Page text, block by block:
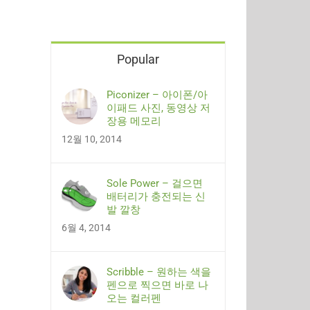
Popular
Piconizer – 아이폰/아
이패드 사진, 동영상 저
장용 메모리
12월 10, 2014
Sole Power – 걸으면
배터리가 충전되는 신
발 깔창
6월 4, 2014
Scribble – 원하는 색을
펜으로 찍으면 바로 나
오는 컬러펜